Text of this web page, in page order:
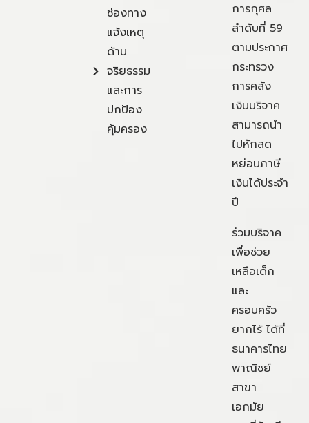
ช่องทาง
แจ้งเหตุ
ด้าน
จริยธรรม
และการ
ปกป้อง
คุ้มครอง
การกุศล
ลำดับที่ 59
ตามประกาศ
กระทรวง
การคลัง
เงินบริจาค
สามารถนำ
ไปหักลด
หย่อนภาษี
เงินได้ประจำ
ปี
ร่วมบริจาค
เพื่อช่วย
เหลือเด็ก
และ
ครอบครัว
ยากไร้ ได้ที่
ธนาคารไทย
พาณิชย์
สาขา
เอกมัย